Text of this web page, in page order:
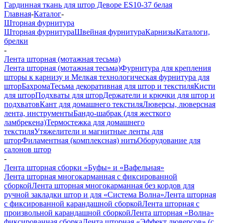
Гардинная ткань для штор Деворе ES10-37 белая
Главная-Каталог-
Шторная фурнитура
Шторная фурнитураШвейная фурнитураКарнизыКаталоги,
брелки
-
Лента шторная (мотажная тесьма)
Лента шторная (мотажная тесьма)Фурнитура для крепления
шторы к карнизу и Мелкая технологическая фурнитура для
шторБахромаТесьма декоративная для штор и текстиляКисти
для шторПодхваты для шторДержатели и крючки для штор и
подхватовКант для домашнего текстиляЛюверсы, люверсная
лента, инструментыБандо-шабрак (для жесткого
ламбрекена)Термостежка для домашнего
текстиляУтяжелители и магнитные ленты для
шторФиламентная (комплексная) нитьОборудование для
салонов штор
-
Лента шторная сборки «Буфы» и «Вафельная»
Лента шторная многокарманная с фиксированной
сборкойЛента шторная многокарманная без кордов для
ручной закладки штор и для «Система Волна»Лента шторная
с фиксированной карандашной сборкойЛента шторная с
произвольной карандашной сборкойЛента шторная «Волна»